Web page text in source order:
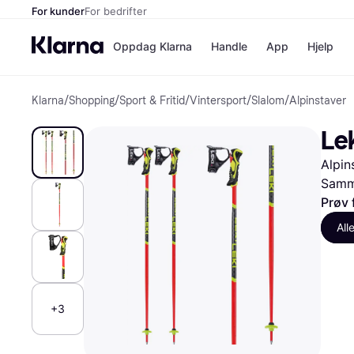
For kunderFor bedrifter
Oppdag Klarna
Betal nå
Betal i 3
Betal innen
Finansiering
Handle
Butikker
App Hjelp
Klarna/Shopping/Sport & Fritid/Vintersport/Slalom/Alpinstaver
+3
Prøv
Alle